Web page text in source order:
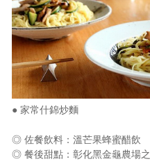
● 家常什錦炒麵
◎ 佐餐飲料：溫芒果蜂蜜醋飲
◎ 餐後甜點：彰化黑金龜農場之